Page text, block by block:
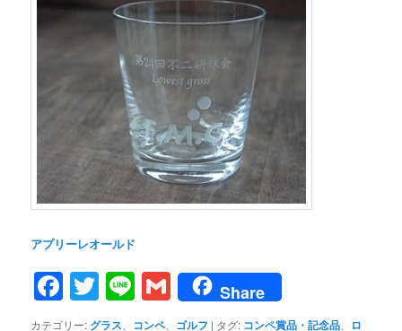
アプリーレオールド
Facebook
Twitter
LineGmail
Share
カテゴリー: グラス コンペ、 ゴルフ | タグ: コンペ賞品・記念品 ロ